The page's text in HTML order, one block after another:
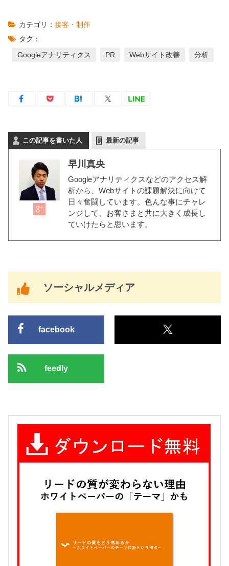
カテゴリ： 接客・制作
タグ：
Googleアナリティクス
PR Webサイト改善 分析
この記事を書いた人 最新の記事
早川真央
Googleアナリティクスなどのアクセス解
析から、Webサイトの課題解決に向けて
日々奮闘しています。色んな事にチャレ
ンジして、お客さまと共に大きく成長し
ていけたらと思います。
ソーシャルメディア
facebook
feedly